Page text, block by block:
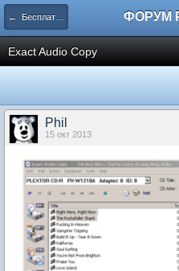
← Бесплатные программы
Exact Audio Copy
Phil
15 окт 2013